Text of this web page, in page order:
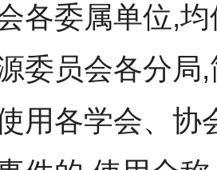
各委属单位,
委员会各分局,
用各学会、协